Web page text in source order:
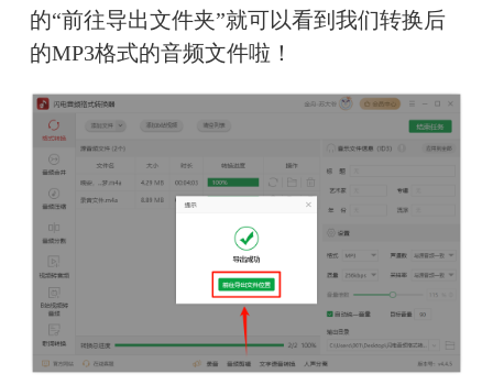
的“前往导出文件夹”就可以看到我们转换后
的MP3格式的音频文件啦！